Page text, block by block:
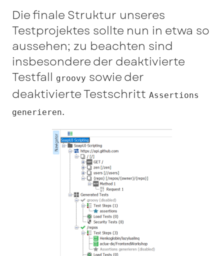
Die finale Struktur unseres
Testprojektes sollte nun in etwa so
aussehen; zu beachten sind
insbesondere der deaktivierte
Testfall groovy sowie der
deaktivierte Testschritt Assertions
generieren.